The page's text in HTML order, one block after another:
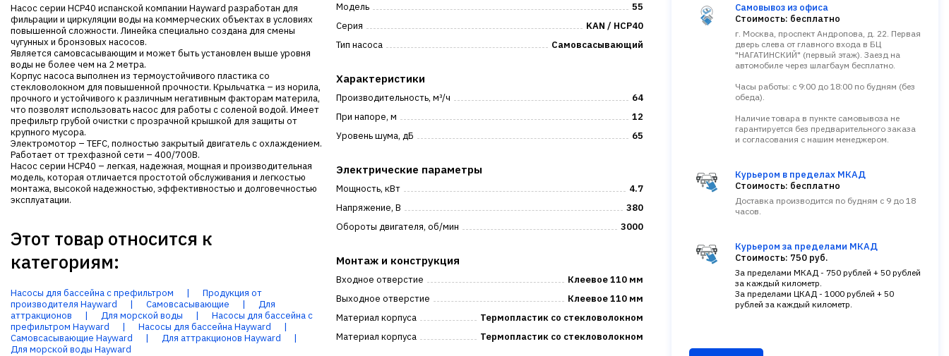
Насос серии HCP40 испанской компании Hayward разработан для
фильрации и циркуляции воды на коммерческих объектах в условиях
повышенной сложности. Линейка специально создана для смены
чугунных и бронзовых насосов.
Является самовсасывающим и может быть установлен выше уровня
воды не более чем на 2 метра.
Корпус насоса выполнен из термоустойчивого пластика со
стекловолокном для повышенной прочности. Крыльчатка – из норила,
прочного и устойчивого к различным негативным факторам материла,
что позволят использовать насос для работы с соленой водой. Имеет
префильтр грубой очистки с прозрачной крышкой для защиты от
крупного мусора.
Электромотор – TEFC, полностью закрытый двигатель с охлаждением.
Работает от трехфазной сети – 400/700В.
Насос серии HCP40 – легкая, надежная, мощная и производительная
модель, которая отличается простотой обслуживания и легкостью
монтажа, высокой надежностью, эффективностью и долговечностью
эксплуатации.
Этот товар относится к
категориям:
Насосы для бассейна с префильтром |
Продукция от
производителя Hayward
| Самовсасывающие |
Для
аттракционов
| Для морской воды |
Насосы для бассейна с
префильтром Hayward
| Насосы для бассейна Hayward
|
Самовсасывающие Hayward
| Для аттракционов Hayward
|
Для морской воды Hayward
Модель
55
Серия
KAN / HCP40
Тип насоса
Самовсасывающий
Характеристики
Производительность, м³/ч
64
При напоре, м
12
Уровень шума, дБ
65
Электрические параметры
Мощность, кВт
4.7
Напряжение, В
380
Обороты двигателя, об/мин
3000
Монтаж и конструкция
Входное отверстие
Клеевое 110 мм
Выходное отверстие
Клеевое 110 мм
Материал корпуса
Термопластик со стекловолокном
Материал корпуса
Термопластик со стекловолокном
Самовывоз из офиса
Стоимость: бесплатно
г. Москва, проспект Андропова, д. 22. Первая
дверь слева от главного входа в БЦ
"НАГАТИНСКИЙ" (первый этаж). Заезд на
автомобиле через шлагбаум бесплатно.
Часы работы: с 9:00 до 18:00 по будням (без
обеда).
Наличие товара в пункте самовывоза не
гарантируется без предварительного заказа
и согласования с нашим менеджером.
Курьером в пределах МКАД
Стоимость: бесплатно
Доставка производится по будням с 9 до 18
часов.
Курьером за пределами МКАД
Стоимость: 750 руб.
За пределами МКАД - 750 рублей + 50 рублей
за каждый километр.
За пределами ЦКАД - 1000 рублей + 50
рублей за каждый километр.